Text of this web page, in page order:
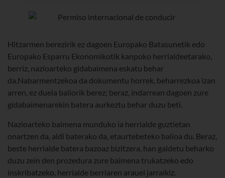
Hitzarmen berezirik ez dagoen Europako Batasunetik edo
Europako Esparru Ekonomikotik kanpoko herrialdeetarako,
berriz, nazioarteko gidabaimena eskatu behar
da.Nabarmentzekoa da dokumentu horrek, beharrezkoa izan
arren, ez duela baliorik berez; beraz, indarrean dagoen zure
gidabaimenarekin batera aurkeztu behar duzu beti.
Nazioarteko baimena munduko ia herrialde guztietan
onartzen da, aldi baterako da, etaurtebeteko balioa du. Beraz,
beste herrialde batera bazoaz bizitzera, han galdetu beharko
duzu zein den prozedura zure baimena trukatzeko edo
inskribatzeko, herrialde berriaren arauei jarraikiz.